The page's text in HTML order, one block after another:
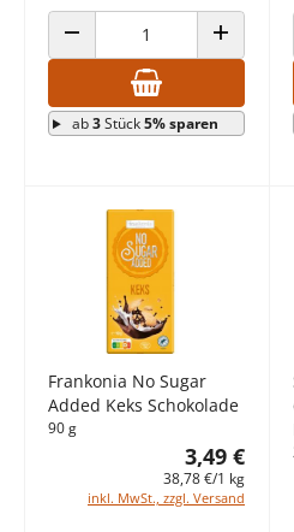
ANZAHL VERRINGERN ANZAHL
ab3Stück5% sparen
Frankonia No Sugar
Added Keks Schokolade
90 g
3,49 €
38,78 €/1 kg
inkl. MwSt., zzgl. Versand